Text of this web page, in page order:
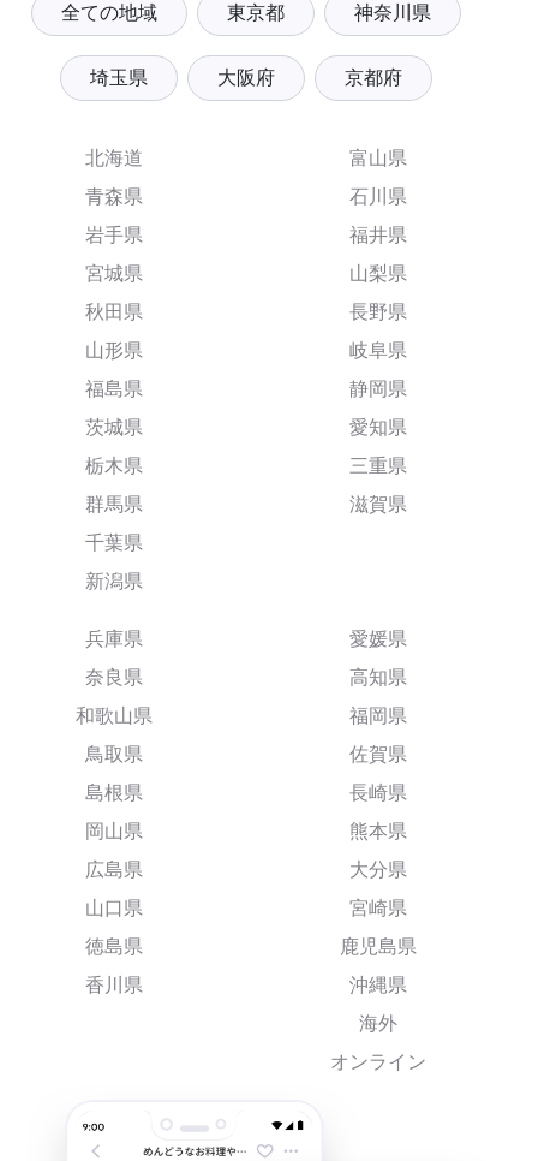
全ての地域 東京都 神奈川県
埼玉県 大阪府 京都府
北海道
青森県
岩手県
宮城県
秋田県
山形県
福島県
茨城県
栃木県
群馬県
千葉県
新潟県
富山県
石川県
福井県
山梨県
長野県
岐阜県
静岡県
愛知県
三重県
滋賀県
兵庫県
奈良県
和歌山県
鳥取県
島根県
岡山県
広島県
山口県
徳島県
香川県
愛媛県
高知県
福岡県
佐賀県
長崎県
熊本県
大分県
宮崎県
鹿児島県
沖縄県
海外
オンライン